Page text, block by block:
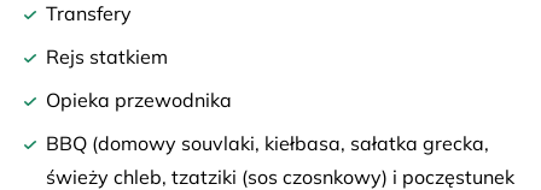
Transfery
Rejs statkiem
Opieka przewodnika
BBQ (domowy souvlaki, kiełbasa, sałatka grecka,
świeży chleb, tzatziki (sos czosnkowy) i poczęstunek